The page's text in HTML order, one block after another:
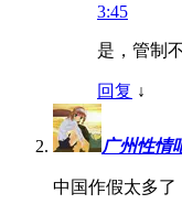
3:45
是，管制
回复 ↓
广州性情
中国作假太多了